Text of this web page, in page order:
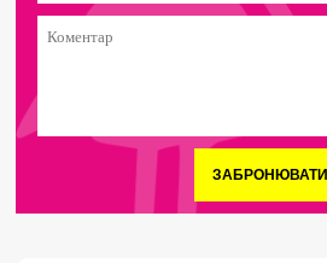
ЗАБРОНЮВАТИ